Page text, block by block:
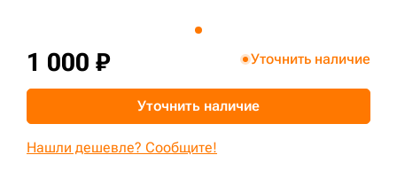
1 000 ₽ Уточнить наличие
Уточнить наличие
Нашли дешевле? Сообщите!